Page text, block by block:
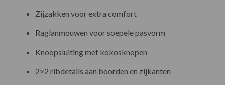
Zijzakken voor extra comfort
Raglanmouwen voor soepele pasvorm
Knoopsluiting met kokosknopen
2×2 ribdetails aan boorden en zijkanten